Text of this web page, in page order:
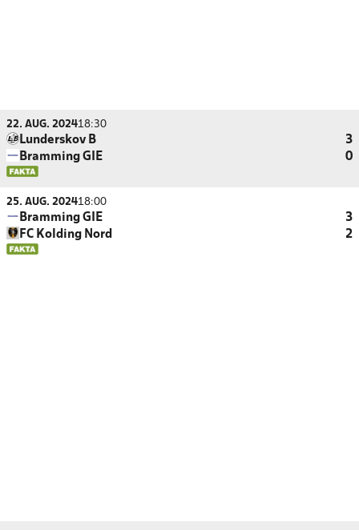
22. AUG. 202418:30
Lunderskov B
3
Bramming GIE
0
25. AUG. 202418:00
Bramming GIE
3
FC Kolding Nord
2